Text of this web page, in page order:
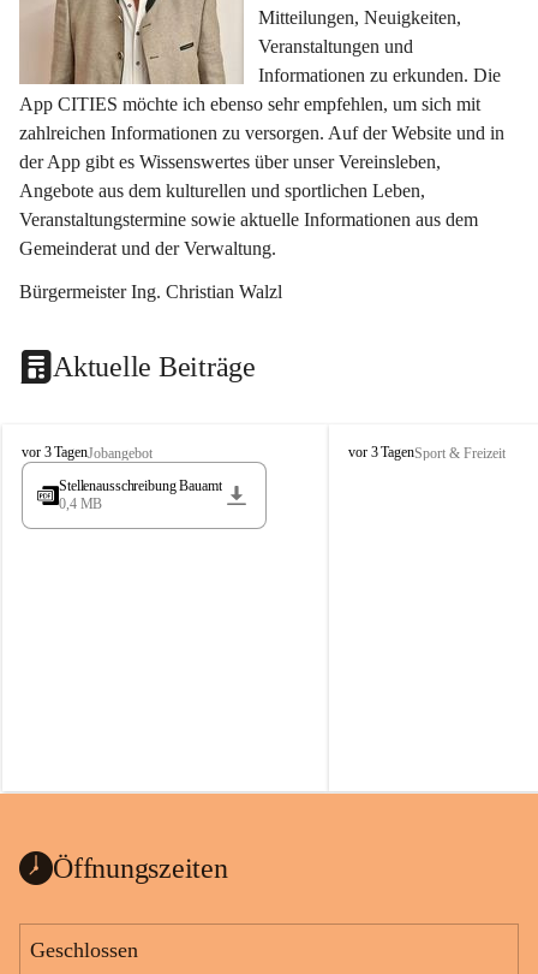
Mitteilungen, Neuigkeiten,
Veranstaltungen und
Informationen zu erkunden. Die
App CITIES möchte ich ebenso sehr empfehlen, um sich mit
zahlreichen Informationen zu versorgen. Auf der Website und in
der App gibt es Wissenswertes über unser Vereinsleben,
Angebote aus dem kulturellen und sportlichen Leben,
Veranstaltungstermine sowie aktuelle Informationen aus dem
Gemeinderat und der Verwaltung.
Bürgermeister Ing. Christian Walzl
Aktuelle Beiträge
S
t
s
vor 3 TagenJobangebot
Stellenausschreibung Bauamt
0,4 MB
S
vor 3 TagenSport & Freizeit
Öffnungszeiten
Geschlossen